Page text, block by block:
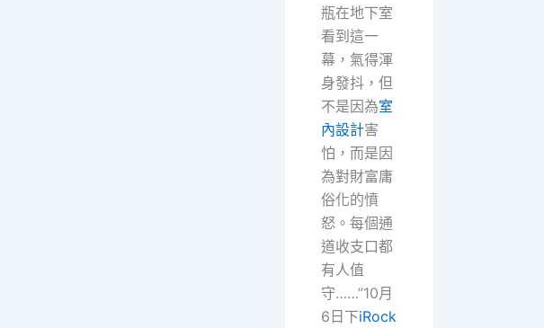
瓶在地下室
看到這一
幕，氣得渾
身發抖，但
不是因為室
內設計害
怕，而是因
為對財富庸
俗化的憤
怒。每個通
道收支口都
有人值
守……”10月
6日下iRock